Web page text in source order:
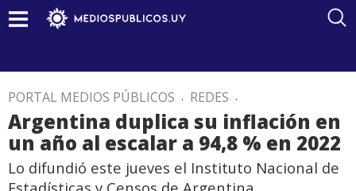
PORTAL MEDIOS PÚBLICOS . REDES .
Argentina duplica su inflación en
un año al escalar a 94,8 % en 2022
Lo difundió este jueves el Instituto Nacional de